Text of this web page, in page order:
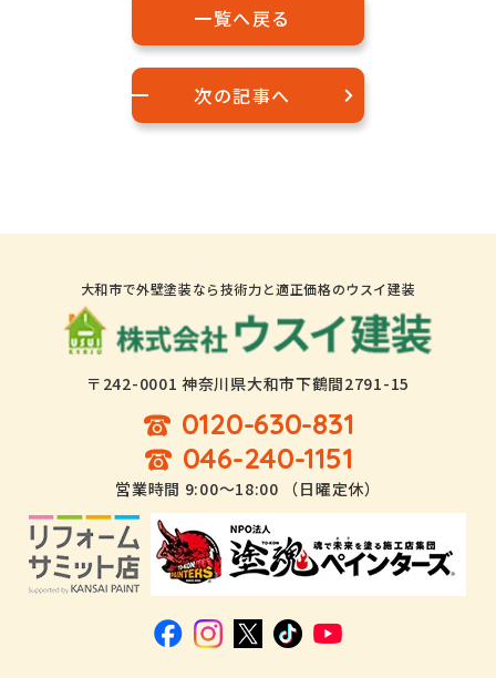
一覧へ戻る
次の記事へ
大和市で外壁塗装なら技術力と適正価格のウスイ建装
〒242-0001 神奈川県大和市下鶴間2791-15
0120-630-831
046-240-1151
営業時間 9:00～18:00 （日曜定休）